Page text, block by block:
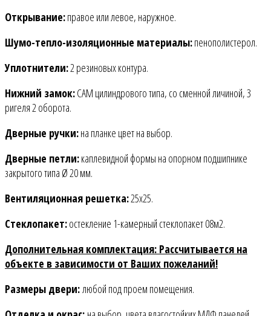
Открывание:правое или левое, наружное.
Шумо-тепло-изоляционные материалы:пенополистерол.
Уплотнители:2 резиновых контура.
Нижний замок:САМ цилиндрового типа, со сменной личиной, 3
ригеля 2 оборота.
Дверные ручки:на планке цвет на выбор.
Дверные петли:каплевидной формы на опорном подшипнике
закрытого типа Ø 20 мм.
Вентиляционная решетка:25х25.
Стеклопакет:остекление 1-камерный стеклопакет 08м2.
Дополнительная комплектация: Рассчитывается на
объекте в зависимости от Ваших пожеланий!
Размеры двери:любой под проем помещения.